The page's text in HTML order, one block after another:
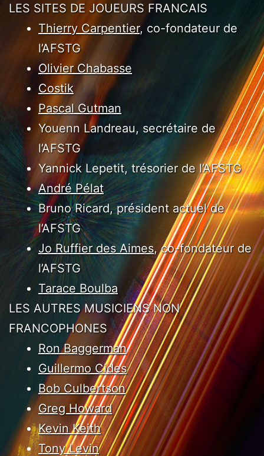
LES SITES DE JOUEURS FRANCAIS
Thierry Carpentier, co-fondateur de
l’AFSTG
Olivier Chabasse
Costik
Pascal Gutman
Youenn Landreau, secrétaire de
l’AFSTG
Yannick Lepetit, trésorier de l’AFSTG
André Pélat
Bruno Ricard, président actuel de
l’AFSTG
Jo Ruffier des Aimes, co-fondateur de
l’AFSTG
Tarace Boulba
LES AUTRES MUSICIENS NON
FRANCOPHONES
Ron Baggerman
Guillermo Cides
Bob Culbertson
Greg Howard
Kevin Keith
Tony Levin